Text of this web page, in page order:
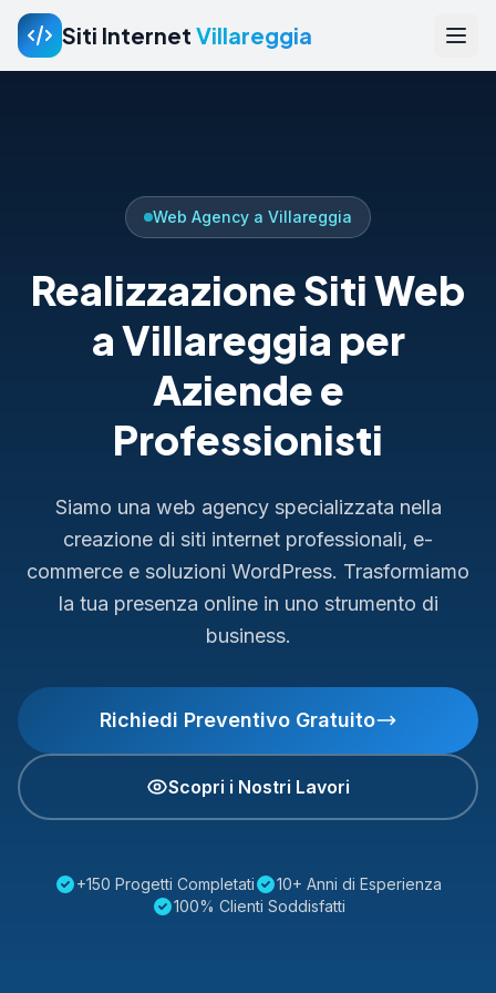
Siti Internet Villareggia
Web Agency a Villareggia
Realizzazione Siti Web
a Villareggia per
Aziende e
Professionisti
Siamo una web agency specializzata nella
creazione di siti internet professionali, e-
commerce e soluzioni WordPress. Trasformiamo
la tua presenza online in uno strumento di
business.
Richiedi Preventivo Gratuito
Scopri i Nostri Lavori
+150 Progetti Completati
10+ Anni di Esperienza
100% Clienti Soddisfatti